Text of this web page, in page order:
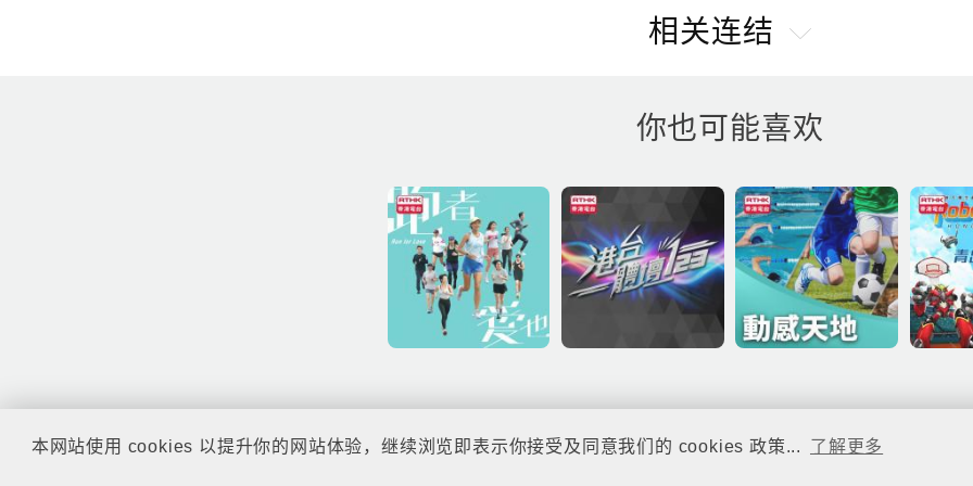
本网站使用 cookies 以提升你的网站体验，继续浏览即表示你接受及同意我们的 cookies 政策... 了解更多
相关连结
你也可能喜欢
© rthk.hk